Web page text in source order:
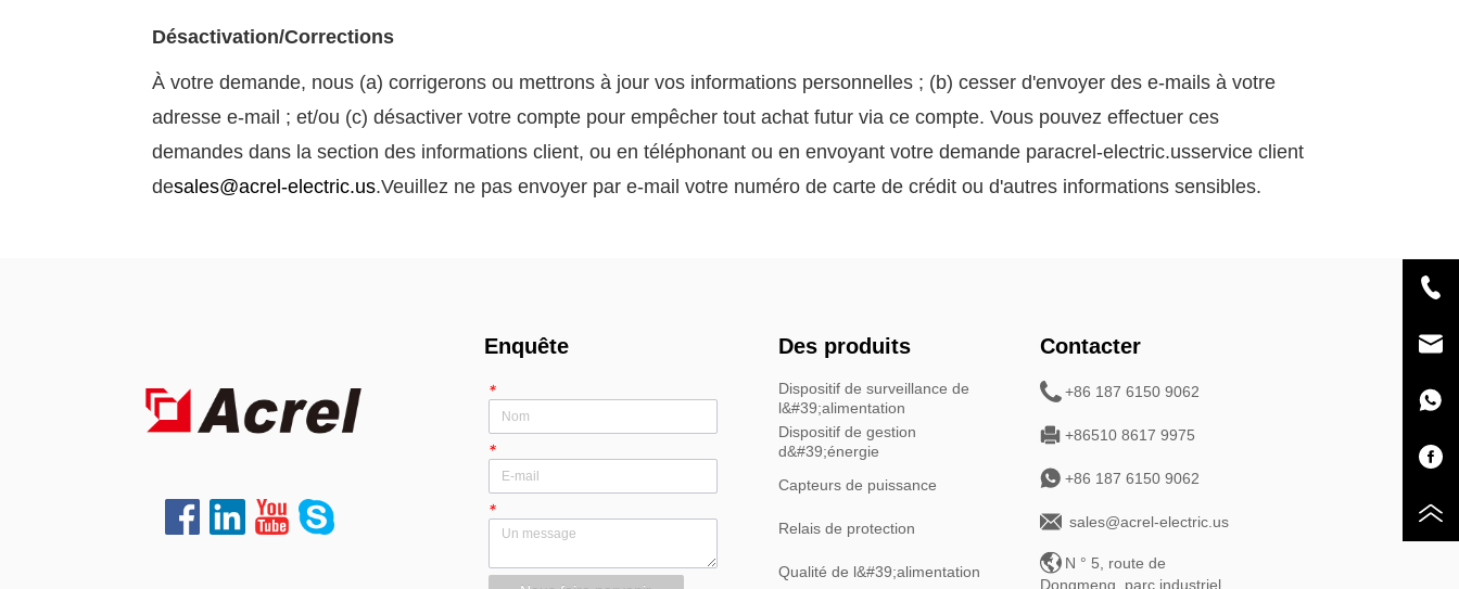
Désactivation/Corrections
À votre demande, nous (a) corrigerons ou mettrons à jour vos informations personnelles ; (b) cesser d'envoyer des e-mails à votre
adresse e-mail ; et/ou (c) désactiver votre compte pour empêcher tout achat futur via ce compte. Vous pouvez effectuer ces
demandes dans la section des informations client, ou en téléphonant ou en envoyant votre demande paracrel-electric.usservice client
desales@acrel-electric.us.Veuillez ne pas envoyer par e-mail votre numéro de carte de crédit ou d'autres informations sensibles.
Enquête
*
*
*
Des produits
Dispositif de surveillance de
l&#39;alimentation
Dispositif de gestion
d&#39;énergie
Capteurs de puissance
Relais de protection
Qualité de l&#39;alimentation
Contacter
+86 187 6150 9062
+86510 8617 9975
+86 187 6150 9062
sales@acrel-electric.us
N ° 5, route de
Dongmeng, parc industriel